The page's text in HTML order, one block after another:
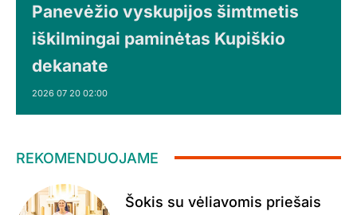
Panevėžio vyskupijos šimtmetis
iškilmingai paminėtas Kupiškio
dekanate
2026 07 20 02:00
REKOMENDUOJAME
Šokis su vėliavomis priešais